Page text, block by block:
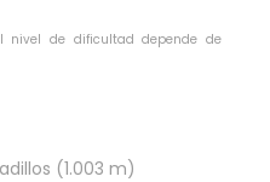
nivel de dificultad depende de
(1.003 m)